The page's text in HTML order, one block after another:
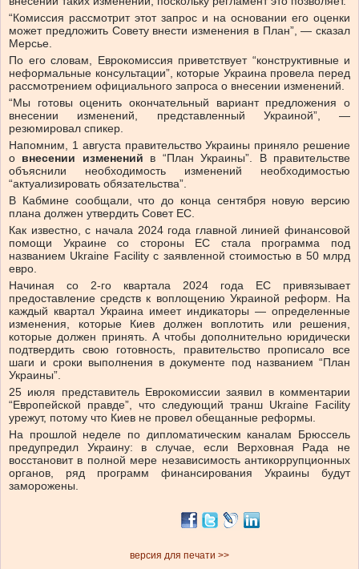
“Комиссия рассмотрит этот запрос и на основании его оценки
может предложить Совету внести изменения в План”, — сказал
Мерсье.
По его словам, Еврокомиссия приветствует “конструктивные и
неформальные консультации”, которые Украина провела перед
рассмотрением официального запроса о внесении изменений.
“Мы готовы оценить окончательный вариант предложения о
внесении изменений, представленный Украиной”, —
резюмировал спикер.
Напомним, 1 августа правительство Украины приняло решение
о внесении изменений в “План Украины”. В правительстве
объяснили необходимость изменений необходимостью
“актуализировать обязательства”.
В Кабмине сообщали, что до конца сентября новую версию
плана должен утвердить Совет ЕС.
Как известно, с начала 2024 года главной линией финансовой
помощи Украине со стороны ЕС стала программа под
названием Ukraine Facility с заявленной стоимостью в 50 млрд
евро.
Начиная со 2-го квартала 2024 года ЕС привязывает
предоставление средств к воплощению Украиной реформ. На
каждый квартал Украина имеет индикаторы — определенные
изменения, которые Киев должен воплотить или решения,
которые должен принять. А чтобы дополнительно юридически
подтвердить свою готовность, правительство прописало все
шаги и сроки выполнения в документе под названием “План
Украины”.
25 июля представитель Еврокомиссии заявил в комментарии
“Европейской правде”, что следующий транш Ukraine Facility
урежут, потому что Киев не провел обещанные реформы.
На прошлой неделе по дипломатическим каналам Брюссель
предупредил Украину: в случае, если Верховная Рада не
восстановит в полной мере независимость антикоррупционных
органов, ряд программ финансирования Украины будут
заморожены.
версия для печати >>